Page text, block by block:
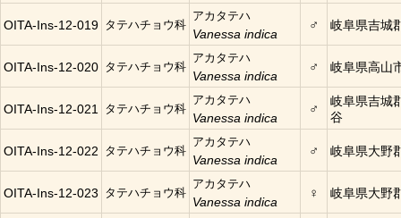
OITA-Ins-12-019 タテハチョウ科
アカタテハ
Vanessa indica
♂ 岐阜県吉城
OITA-Ins-12-020 タテハチョウ科
アカタテハ
Vanessa indica
♂ 岐阜県高山
OITA-Ins-12-021 タテハチョウ科
アカタテハ
Vanessa indica
♂
岐阜県吉城
谷
OITA-Ins-12-022 タテハチョウ科
アカタテハ
Vanessa indica
♂ 岐阜県大野
OITA-Ins-12-023 タテハチョウ科
アカタテハ
Vanessa indica
♀ 岐阜県大野